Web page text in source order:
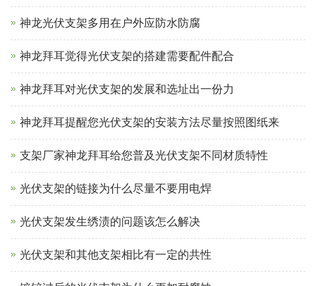
神龙光伏支架多用在户外应防水防腐
神龙拜耳觉得光伏支架的搭建需要配件配合
神龙拜耳对光伏支架的发展和选址出一份力
神龙拜耳提醒您光伏支架的安装方法尽量按照图纸来
支架厂家神龙拜耳给您普及光伏支架不同材质特性
光伏支架的链接为什么尽量不要用电焊
光伏支架发生绣渍的问题该怎么解决
光伏支架和其他支架相比有一定的共性